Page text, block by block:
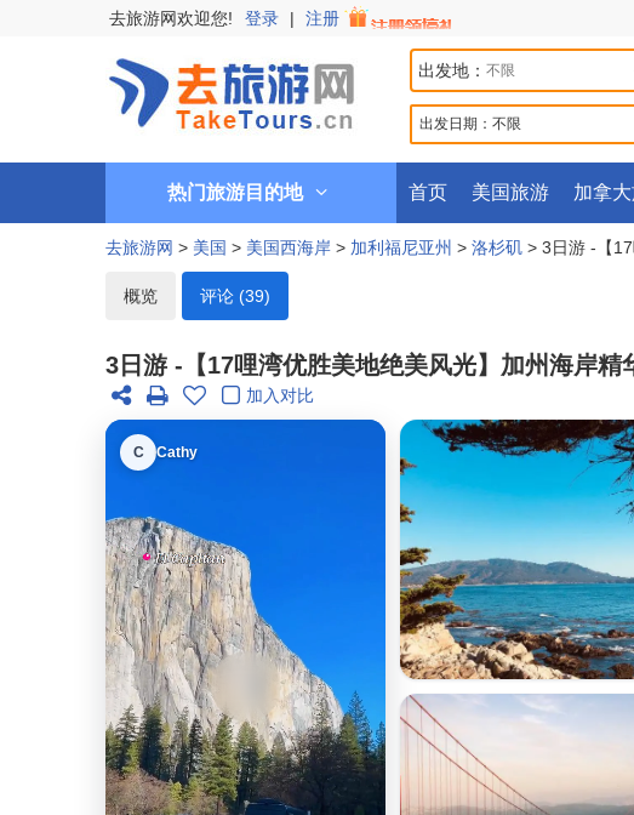
去旅游网欢迎您! 登录 | 注册
出发地：
出发日期： 不限
热门旅游目的地 首页 美国旅游 加拿
去旅游网 > 美国 > 美国西海岸 > 加利福尼亚州 > 洛杉矶 > 3日游 -【
概览 评论 (39)
3日游 -【17哩湾优胜美地绝美风光】加州海岸
加入对比
C Cathy